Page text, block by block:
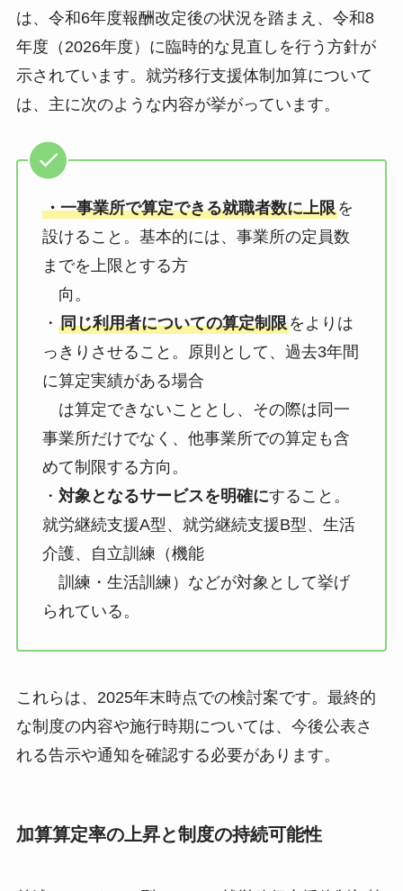
は、令和6年度報酬改定後の状況を踏まえ、令和8
年度（2026年度）に臨時的な見直しを行う方針が
示されています。就労移行支援体制加算について
は、主に次のような内容が挙がっています。
・一事業所で算定できる就職者数に上限を
設けること。基本的には、事業所の定員数
までを上限とする方
向。
・ 同じ利用者についての算定制限をよりは
っきりさせること。原則として、過去3年間
に算定実績がある場合
は算定できないこととし、その際は同一
事業所だけでなく、他事業所での算定も含
めて制限する方向。
・ 対象となるサービスを明確にすること。
就労継続支援A型、就労継続支援B型、生活
介護、自立訓練（機能
訓練・生活訓練）などが対象として挙げ
られている。
これらは、2025年末時点での検討案です。最終的
な制度の内容や施行時期については、今後公表さ
れる告示や通知を確認する必要があります。
加算算定率の上昇と制度の持続可能性